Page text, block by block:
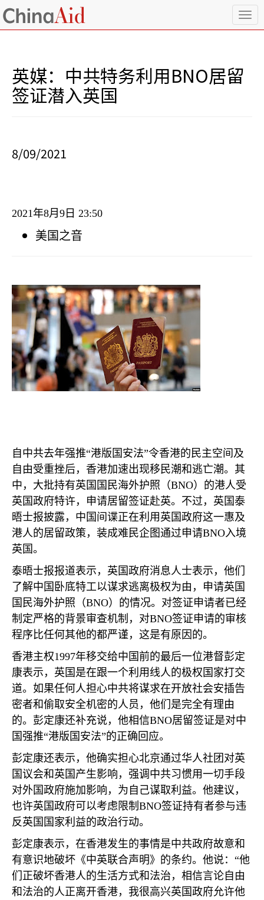
T
o
英媒：中共特务利用BNO居留
签证潜入英国
8/09/2021
2021年8月 9 日 23:50
美国之音
自中共去年强推“港版国安法”令香港的民主空间及
自由受重挫后，香港加速出现移民潮和逃亡潮。其
中，大批持有英国国民海外护照（BNO）的港人受
英国政府特许，申请居留签证赴英。不过，英国泰
晤士报披露，中国间谍正在利用英国政府这一惠及
港人的居留政策，装成难民企图通过申请BNO入境
英国。
泰晤士报报道表示，英国政府消息人士表示，他们
了解中国卧底特工以谋求逃离极权为由，申请英国
国民海外护照（BNO）的情况。对签证申请者已经
制定严格的背景审查机制，对BNO签证申请的审核
程序比任何其他的都严谨，这是有原因的。
香港主权1997年移交给中国前的最后一位港督彭定
康表示，英国是在跟一个利用线人的极权国家打交
道。如果任何人担心中共将谋求在开放社会安插告
密者和偷取安全机密的人员，他们是完全有理由
的。彭定康还补充说，他相信BNO居留签证是对中
国强推“港版国安法”的正确回应。
彭定康还表示，他确实担心北京通过华人社团对英
国议会和英国产生影响，强调中共习惯用一切手段
对外国政府施加影响，为自己谋取利益。他建议，
也许英国政府可以考虑限制 BNO签证持有者参与违
反英国国家利益的政治行动。
彭定康表示，在香港发生的事情是中共政府故意和
有意识地破坏《中英联合声明》的条约。他说：“他
们正破坏香港人的生活方式和法治，相信言论自由
和法治的人正离开香港，我很高兴英国政府允许他